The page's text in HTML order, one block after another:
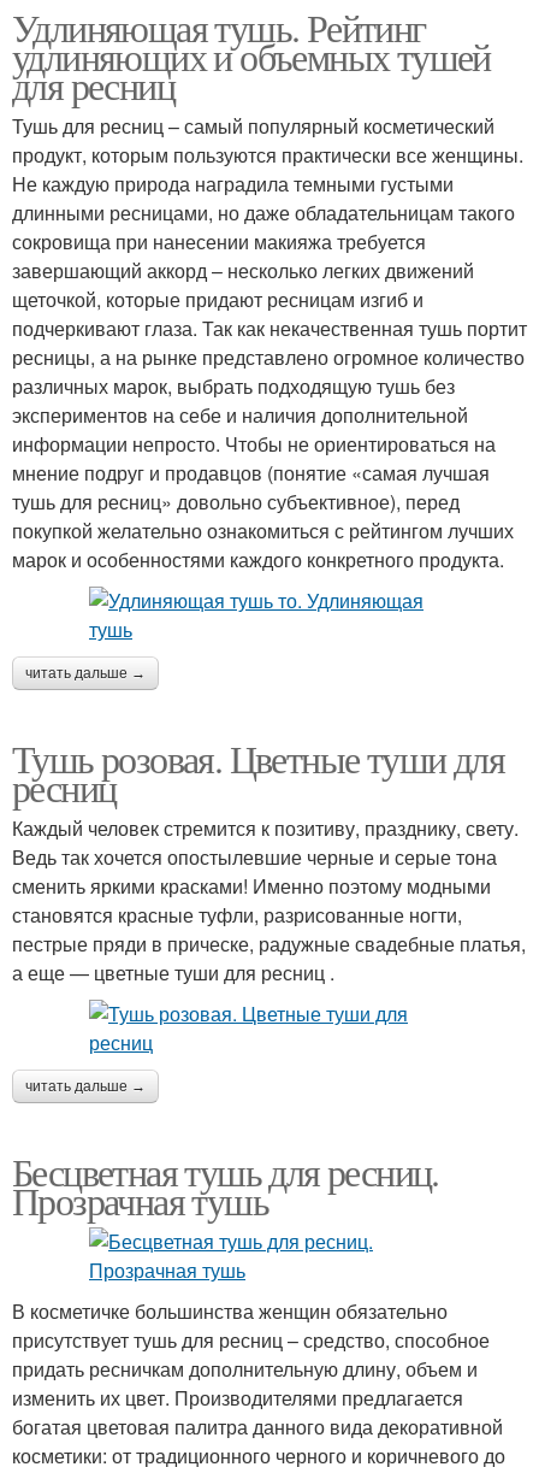
Удлиняющая тушь. Рейтинг
удлиняющих и объемных тушей
для ресниц
Тушь для ресниц – самый популярный косметический
продукт, которым пользуются практически все женщины.
Не каждую природа наградила темными густыми
длинными ресницами, но даже обладательницам такого
сокровища при нанесении макияжа требуется
завершающий аккорд – несколько легких движений
щеточкой, которые придают ресницам изгиб и
подчеркивают глаза. Так как некачественная тушь портит
ресницы, а на рынке представлено огромное количество
различных марок, выбрать подходящую тушь без
экспериментов на себе и наличия дополнительной
информации непросто. Чтобы не ориентироваться на
мнение подруг и продавцов (понятие «самая лучшая
тушь для ресниц» довольно субъективное), перед
покупкой желательно ознакомиться с рейтингом лучших
марок и особенностями каждого конкретного продукта.
читать дальше →
Тушь розовая. Цветные туши для
ресниц
Каждый человек стремится к позитиву, празднику, свету.
Ведь так хочется опостылевшие черные и серые тона
сменить яркими красками! Именно поэтому модными
становятся красные туфли, разрисованные ногти,
пестрые пряди в прическе, радужные свадебные платья,
а еще — цветные туши для ресниц .
читать дальше →
Бесцветная тушь для ресниц.
Прозрачная тушь
В косметичке большинства женщин обязательно
присутствует тушь для ресниц – средство, способное
придать ресничкам дополнительную длину, объем и
изменить их цвет. Производителями предлагается
богатая цветовая палитра данного вида декоративной
косметики: от традиционного черного и коричневого до